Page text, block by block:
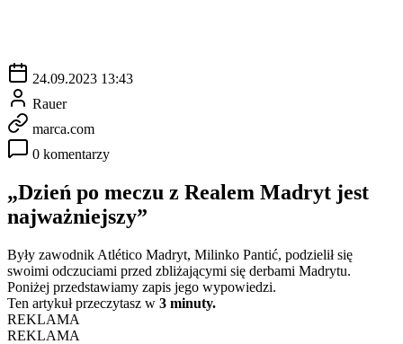
24.09.2023 13:43
Rauer
marca.com
0 komentarzy
„Dzień po meczu z Realem Madryt jest
najważniejszy”
Były zawodnik Atlético Madryt, Milinko Pantić, podzielił się
swoimi odczuciami przed zbliżającymi się derbami Madrytu.
Poniżej przedstawiamy zapis jego wypowiedzi.
Ten artykuł przeczytasz w 3 minuty.
REKLAMA
REKLAMA